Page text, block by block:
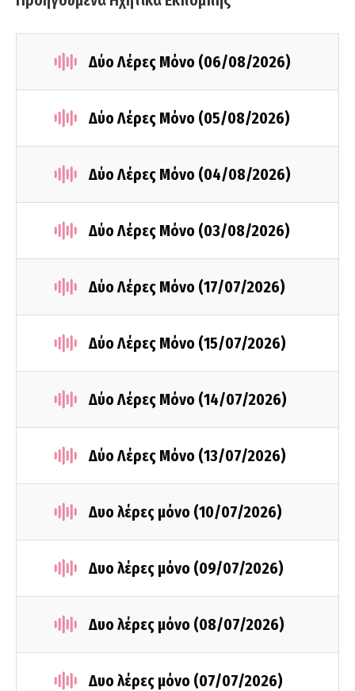
Δύο Λέρες Μόνο (06/08/2026)
Δύο Λέρες Μόνο (05/08/2026)
Δύο Λέρες Μόνο (04/08/2026)
Δύο Λέρες Μόνο (03/08/2026)
Δύο Λέρες Μόνο (17/07/2026)
Δύο Λέρες Μόνο (15/07/2026)
Δύο Λέρες Μόνο (14/07/2026)
Δύο Λέρες Μόνο (13/07/2026)
Δυο λέρες μόνο (10/07/2026)
Δυο λέρες μόνο (09/07/2026)
Δυο λέρες μόνο (08/07/2026)
Δυο λέρες μόνο (07/07/2026)